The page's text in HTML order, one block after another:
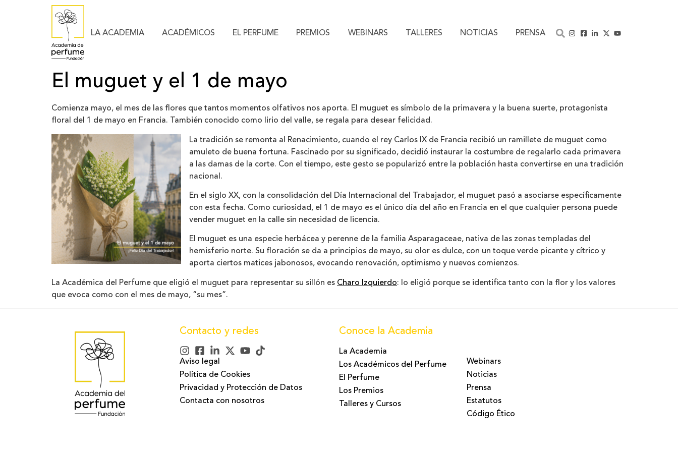
LA ACADEMIA ACADÉMICOS EL PERFUME PREMIOS WEBINARS TALLERES NOTICIAS PRENSA
El muguet y el 1 de mayo
Comienza mayo, el mes de las flores que tantos momentos olfativos nos aporta. El muguet es símbolo de la primavera y la buena suerte, protagonista
floral del 1 de mayo en Francia. También conocido como lirio del valle, se regala para desear felicidad.
La tradición se remonta al Renacimiento, cuando el rey Carlos IX de Francia recibió un ramillete de muguet como
amuleto de buena fortuna. Fascinado por su significado, decidió instaurar la costumbre de regalarlo cada primavera
a las damas de la corte. Con el tiempo, este gesto se popularizó entre la población hasta convertirse en una tradición
nacional.
En el siglo XX, con la consolidación del Día Internacional del Trabajador, el muguet pasó a asociarse específicamente
con esta fecha. Como curiosidad, el 1 de mayo es el único día del año en Francia en el que cualquier persona puede
vender muguet en la calle sin necesidad de licencia.
El muguet es una especie herbácea y perenne de la familia Asparagaceae, nativa de las zonas templadas del
hemisferio norte. Su floración se da a principios de mayo, su olor es dulce, con un toque verde picante y cítrico y
aporta ciertos matices jabonosos, evocando renovación, optimismo y nuevos comienzos.
La Académica del Perfume que eligió el muguet para representar su sillón es Charo Izquierdo: lo eligió porque se identifica tanto con la flor y los valores
que evoca como con el mes de mayo, “su mes”.
Contacto y redes
Aviso legal
Política de Cookies
Privacidad y Protección de Datos
Contacta con nosotros
Conoce la Academia
La Academia
Los Académicos del Perfume
El Perfume
Los Premios
Talleres y Cursos
Webinars
Noticias
Prensa
Estatutos
Código Ético